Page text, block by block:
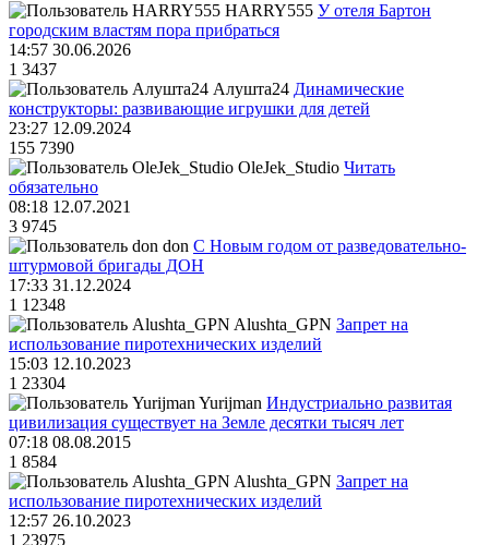
HARRY555 У отеля Бартон
городским властям пора прибраться
14:57 30.06.2026
1 3437
Алушта24 Динамические
конструкторы: развивающие игрушки для детей
23:27 12.09.2024
155 7390
OleJek_Studio Читать
обязательно
08:18 12.07.2021
3 9745
don С Новым годом от разведовательно-
штурмовой бригады ДОН
17:33 31.12.2024
1 12348
Alushta_GPN Запрет на
использование пиротехнических изделий
15:03 12.10.2023
1 23304
Yurijman Индустриально развитая
цивилизация существует на Земле десятки тысяч лет
07:18 08.08.2015
1 8584
Alushta_GPN Запрет на
использование пиротехнических изделий
12:57 26.10.2023
1 23975